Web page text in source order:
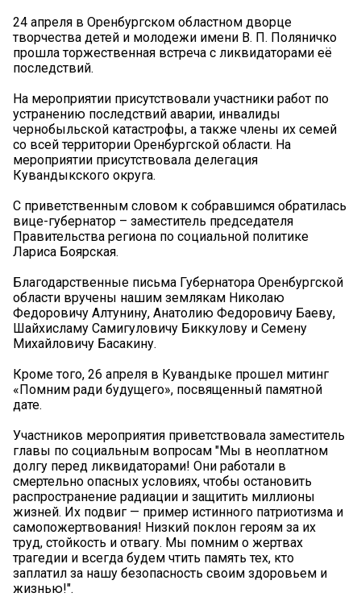
24 апреля в Оренбургском областном дворце
творчества детей и молодежи имени В. П. Поляничко
прошла торжественная встреча с ликвидаторами её
последствий.
На мероприятии присутствовали участники работ по
устранению последствий аварии, инвалиды
чернобыльской катастрофы, а также члены их семей
со всей территории Оренбургской области. На
мероприятии присутствовала делегация
Кувандыкского округа.
С приветственным словом к собравшимся обратилась
вице-губернатор – заместитель председателя
Правительства региона по социальной политике
Лариса Боярская.
Благодарственные письма Губернатора Оренбургской
области вручены нашим землякам Николаю
Федоровичу Алтунину, Анатолию Федоровичу Баеву,
Шайхисламу Самигуловичу Биккулову и Семену
Михайловичу Басакину.
Кроме того, 26 апреля в Кувандыке прошел митинг
«Помним ради будущего», посвященный памятной
дате.
Участников мероприятия приветствовала заместитель
главы по социальным вопросам "Мы в неоплатном
долгу перед ликвидаторами! Они работали в
смертельно опасных условиях, чтобы остановить
распространение радиации и защитить миллионы
жизней. Их подвиг — пример истинного патриотизма и
самопожертвования! Низкий поклон героям за их
труд, стойкость и отвагу. Мы помним о жертвах
трагедии и всегда будем чтить память тех, кто
заплатил за нашу безопасность своим здоровьем и
жизнью!".